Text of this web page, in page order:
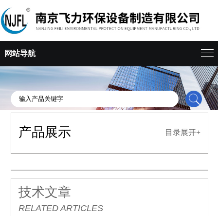
网站导航
产品展示 目录展开+
技术文章
RELATED ARTICLES